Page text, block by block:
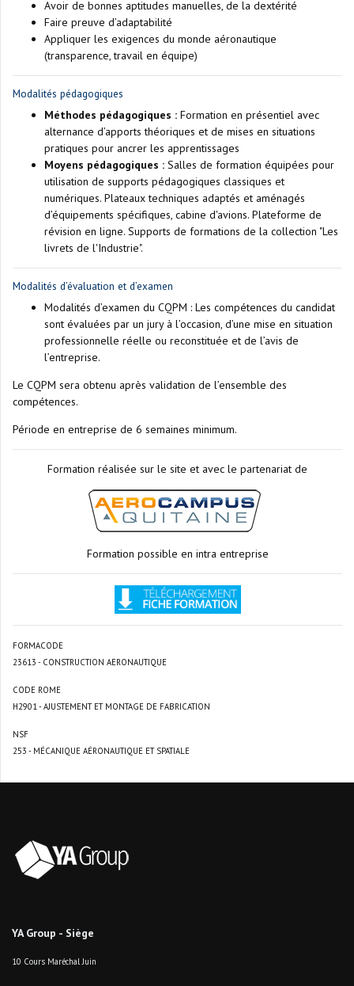
Avoir de bonnes aptitudes manuelles, de la dextérité
Faire preuve d’adaptabilité
Appliquer les exigences du monde aéronautique
(transparence, travail en équipe)
Modalités pédagogiques
Méthodes pédagogiques : Formation en présentiel avec
alternance d’apports théoriques et de mises en situations
pratiques pour ancrer les apprentissages
Moyens pédagogiques : Salles de formation équipées pour
utilisation de supports pédagogiques classiques et
numériques. Plateaux techniques adaptés et aménagés
d’équipements spécifiques, cabine d'avions. Plateforme de
révision en ligne. Supports de formations de la collection "Les
livrets de l'Industrie".
Modalités d’évaluation et d’examen
Modalités d’examen du CQPM : Les compétences du candidat
sont évaluées par un jury à l’occasion, d’une mise en situation
professionnelle réelle ou reconstituée et de l’avis de
l’entreprise.
Le CQPM sera obtenu après validation de l’ensemble des
compétences.
Période en entreprise de 6 semaines minimum.
Formation réalisée sur le site et avec le partenariat de
Formation possible en intra entreprise
FORMACODE
23613 - CONSTRUCTION AERONAUTIQUE
CODE ROME
H2901 - AJUSTEMENT ET MONTAGE DE FABRICATION
NSF
253 - MÉCANIQUE AÉRONAUTIQUE ET SPATIALE
YA Group - Siège
10 Cours Maréchal Juin